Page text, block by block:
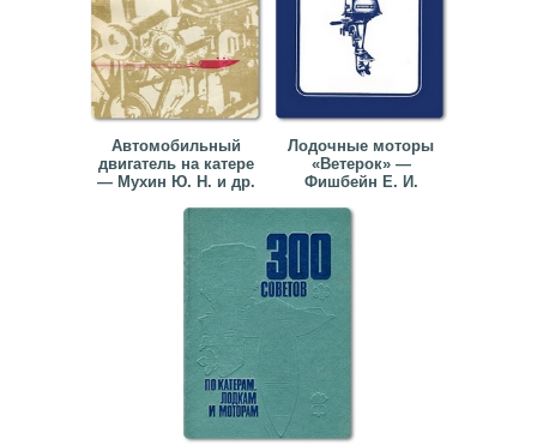
Автомобильный
двигатель на катере
— Мухин Ю. Н. и др.
Лодочные моторы
«Ветерок» —
Фишбейн Е. И.